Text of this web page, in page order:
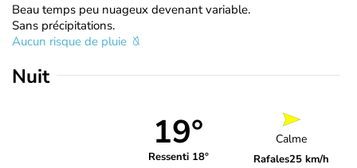
Beau temps peu nuageux devenant variable.
Sans précipitations.
Aucun risque de pluie
Nuit
19°
Ressenti 18°
Calme
Rafales25 km/h